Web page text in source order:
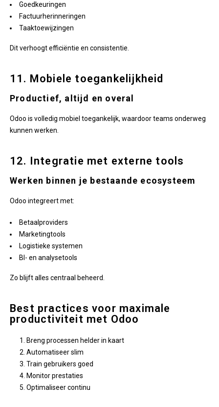
Goedkeuringen
Factuurherinneringen
Taaktoewijzingen
Dit verhoogt efficiëntie en consistentie.
11. Mobiele toegankelijkheid
Productief, altijd en overal
Odoo is volledig mobiel toegankelijk, waardoor teams onderweg
kunnen werken.
12. Integratie met externe tools
Werken binnen je bestaande ecosysteem
Odoo integreert met:
Betaalproviders
Marketingtools
Logistieke systemen
BI- en analysetools
Zo blijft alles centraal beheerd.
Best practices voor maximale
productiviteit met Odoo
Breng processen helder in kaart
Automatiseer slim
Train gebruikers goed
Monitor prestaties
Optimaliseer continu